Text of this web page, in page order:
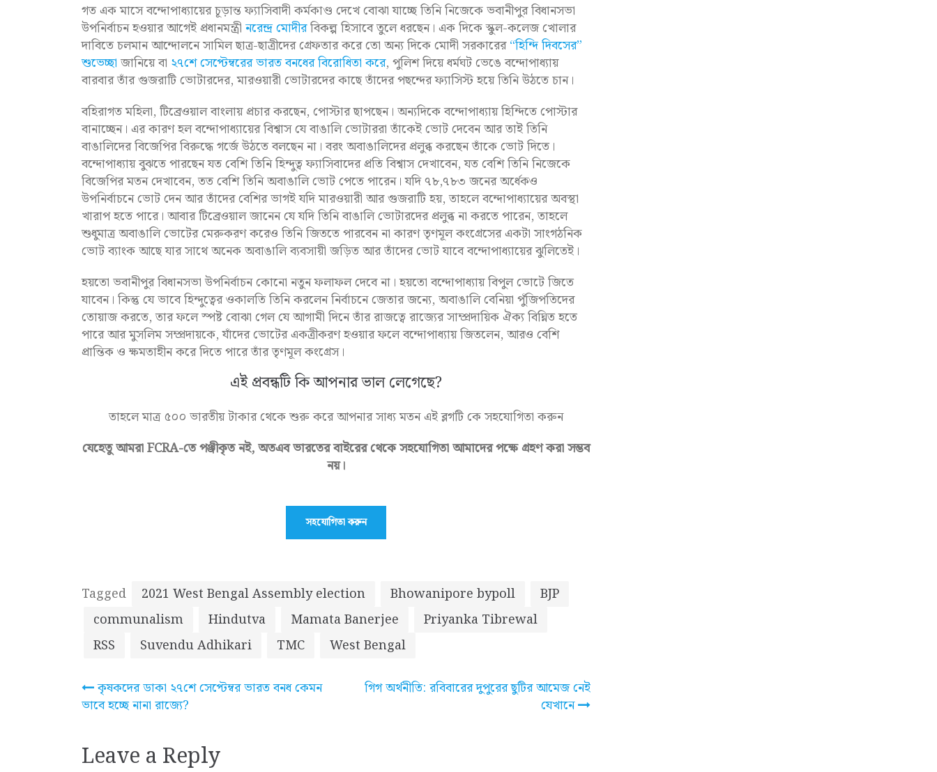
গত এক মাসে বন্দোপাধ্যায়ের চূড়ান্ত ফ্যাসিবাদী কর্মকাণ্ড দেখে বোঝা যাচ্ছে তিনি নিজেকে ভবানীপুর বিধানসভা
উপনির্বাচন হওয়ার আগেই প্রধানমন্ত্রী নরেন্দ্র মোদীরবিকল্প হিসাবে তুলে ধরছেন। এক দিকে স্কুল-কলেজ খোলার
দাবিতে চলমান আন্দোলনে সামিল ছাত্র-ছাত্রীদের গ্রেফতার করে তো অন্য দিকে মোদী সরকারের“হিন্দি দিবসের”
শুভেচ্ছা জানিয়ে বা ২৭শে সেপ্টেম্বরের ভারত বনধের বিরোধিতা করে, পুলিশ দিয়ে ধর্মঘট ভেঙে বন্দোপাধ্যায়
বারবার তাঁর গুজরাটি ভোটারদের, মারওয়ারী ভোটারদের কাছে তাঁদের পছন্দের ফ্যাসিস্ট হয়ে তিনি উঠতে চান।
বহিরাগত মহিলা, টিব্রেওয়াল বাংলায় প্রচার করছেন, পোস্টার ছাপছেন। অন্যদিকে বন্দোপাধ্যায় হিন্দিতে পোস্টার
বানাচ্ছেন। এর কারণ হল বন্দোপাধ্যায়ের বিশ্বাস যে বাঙালি ভোটাররা তাঁকেই ভোট দেবেন আর তাই তিনি
বাঙালিদের বিজেপির বিরুদ্ধে গর্জে উঠতে বলছেন না। বরং অবাঙালিদের প্রলুব্ধ করছেন তাঁকে ভোট দিতে।
বন্দোপাধ্যায় বুঝতে পারছেন যত বেশি তিনি হিন্দুত্ব ফ্যাসিবাদের প্রতি বিশ্বাস দেখাবেন, যত বেশি তিনি নিজেকে
বিজেপির মতন দেখাবেন, তত বেশি তিনি অবাঙালি ভোট পেতে পারেন। যদি ৭৮,৭৮৩ জনের অর্ধেকও
উপনির্বাচনে ভোট দেন আর তাঁদের বেশির ভাগই যদি মারওয়ারী আর গুজরাটি হয়, তাহলে বন্দোপাধ্যায়ের অবস্থা
খারাপ হতে পারে। আবার টিব্রেওয়াল জানেন যে যদি তিনি বাঙালি ভোটারদের প্রলুব্ধ না করতে পারেন, তাহলে
শুধুমাত্র অবাঙালি ভোটের মেরুকরণ করেও তিনি জিততে পারবেন না কারণ তৃণমূল কংগ্রেসের একটা সাংগঠনিক
ভোট ব্যাংক আছে যার সাথে অনেক অবাঙালি ব্যবসায়ী জড়িত আর তাঁদের ভোট যাবে বন্দোপাধ্যায়ের ঝুলিতেই।
হয়তো ভবানীপুর বিধানসভা উপনির্বাচন কোনো নতুন ফলাফল দেবে না। হয়তো বন্দোপাধ্যায় বিপুল ভোটে জিতে
যাবেন। কিন্তু যে ভাবে হিন্দুত্বের ওকালতি তিনি করলেন নির্বাচনে জেতার জন্যে, অবাঙালি বেনিয়া পুঁজিপতিদের
তোয়াজ করতে, তার ফলে স্পষ্ট বোঝা গেল যে আগামী দিনে তাঁর রাজত্বে রাজ্যের সাম্প্রদায়িক ঐক্য বিঘ্নিত হতে
পারে আর মুসলিম সম্প্রদায়কে, যাঁদের ভোটের একত্রীকরণ হওয়ার ফলে বন্দোপাধ্যায় জিতলেন, আরও বেশি
প্রান্তিক ও ক্ষমতাহীন করে দিতে পারে তাঁর তৃণমূল কংগ্রেস।
এই প্রবন্ধটি কি আপনার ভাল লেগেছে?
তাহলে মাত্র ৫০০ ভারতীয় টাকার থেকে শুরু করে আপনার সাধ্য মতন এই ব্লগটি কে সহযোগিতা করুন
যেহেতু আমরা FCRA-তে পঞ্জীকৃত নই, অতএব ভারতের বাইরের থেকে সহযোগিতা আমাদের পক্ষে গ্রহণ করা সম্ভব
নয়।
সহযোগিতা করুন
Tagged 2021 West Bengal Assembly election Bhowanipore bypoll
BJP
communalism
Hindutva Mamata Banerjee
Priyanka Tibrewal
RSS
Suvendu Adhikari TMC West Bengal
Post
navigation
কৃষকদের ডাকা ২৭শে সেপ্টেম্বর ভারত বনধ কেমন
ভাবে হচ্ছে নানা রাজ্যে?
গিগ অর্থনীতি: রবিবারের দুপুরের ছুটির আমেজ নেই
যেখানে
Leave a Reply